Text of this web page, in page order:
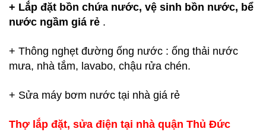
+ Lắp đặt bồn chứa nước, vệ sinh bồn nước, bể
nước ngầm giá rẻ .
+ Thông nghẹt đường ống nước : ống thải nước
mưa, nhà tắm, lavabo, chậu rửa chén.
+ Sửa máy bơm nước tại nhà giá rẻ
Thợ lắp đặt, sửa điện tại nhà quận Thủ Đức